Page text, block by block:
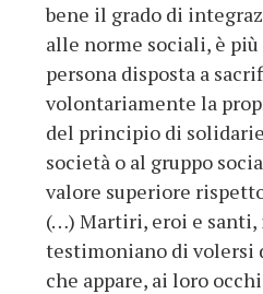
bene il grado di
alle norme sociali, è
persona disposta a
volontariamente la
del principio di
società o al gruppo
valore superiore
(…) Martiri, eroi e santi,
testimoniano di volersi
che appare, ai loro